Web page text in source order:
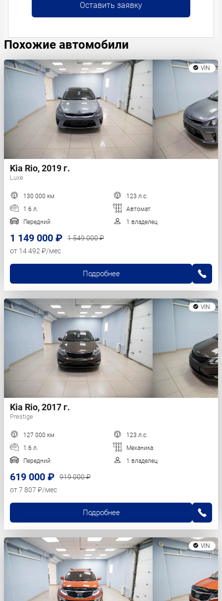
Оставить заявку
Похожие автомобили
VIN
Kia Rio, 2019 г.
Luxe
130 000 км
123 л.с.
1.6 л.
Автомат
Передний
1 владелец
1 149 000 ₽
1 549 000 ₽
от 14 492 ₽/мес
Подробнее
VIN
Kia Rio, 2017 г.
Prestige
127 000 км
123 л.с.
1.6 л.
Механика
Передний
1 владелец
619 000 ₽
919 000 ₽
от 7 807 ₽/мес
Подробнее
VIN